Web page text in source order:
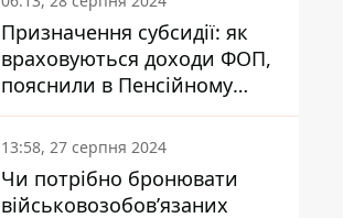
Призначення субсидії: як
враховуються доходи ФОП,
пояснили в Пенсійному
фонді
13:58, 27 серпня 2024
Чи потрібно бронювати
військовозобов’язаних